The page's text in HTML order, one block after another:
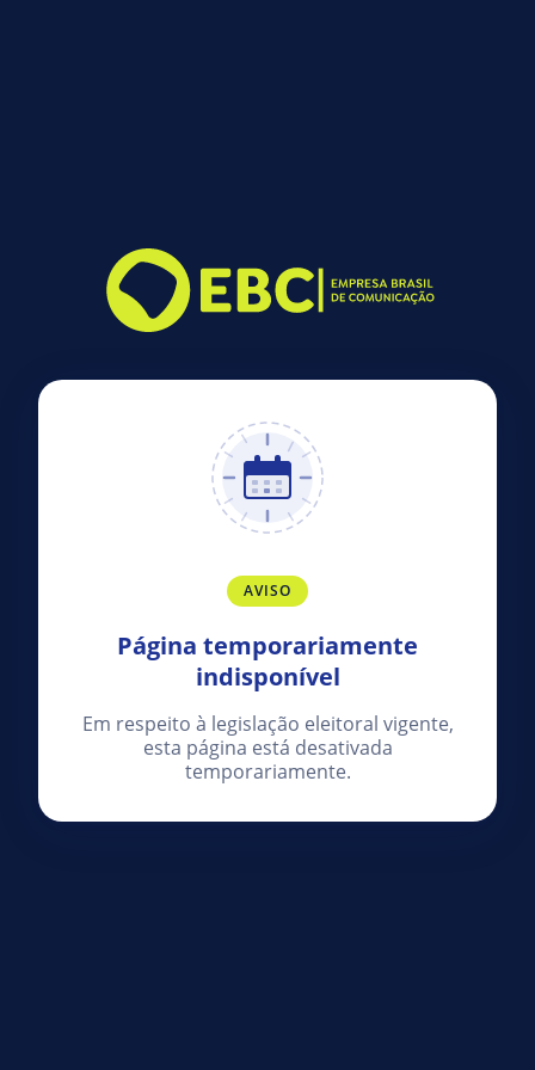
AVISO
Página temporariamente
indisponível
Em respeito à legislação eleitoral vigente,
esta página está desativada
temporariamente.